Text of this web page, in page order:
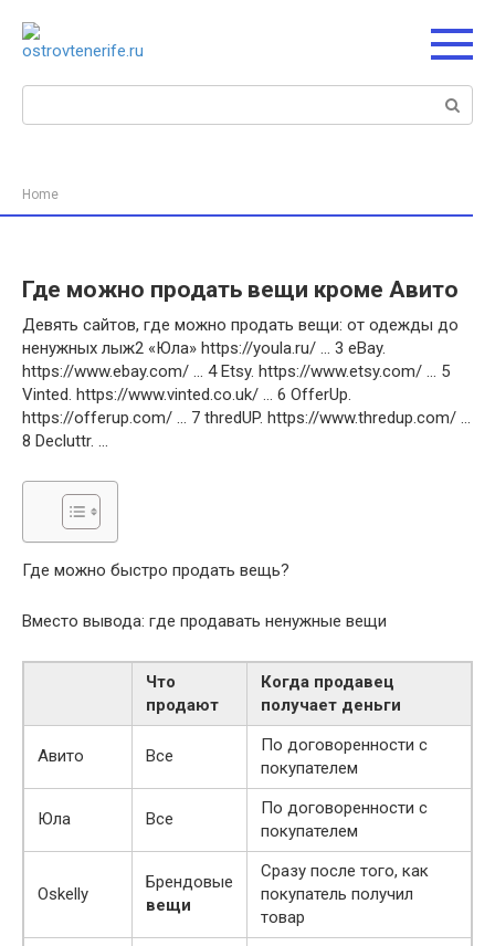
контенту
Поиск:
Home
Где можно продать вещи кроме Авито
Девять сайтов, где можно продать вещи: от одежды до
ненужных лыж2 «Юла» https://youla.ru/ … 3 eBay.
https://www.ebay.com/ … 4 Etsy. https://www.etsy.com/ … 5
Vinted. https://www.vinted.co.uk/ … 6 OfferUp.
https://offerup.com/ … 7 thredUP. https://www.thredup.com/ …
8 Decluttr. …
Где можно быстро продать вещь?
Вместо вывода: где продавать ненужные вещи
Что
продают
Когда продавец
получает деньги
Авито Все
По договоренности с
покупателем
Юла Все
По договоренности с
покупателем
Oskelly
Брендовые
вещи
Сразу после того, как
покупатель получил
товар